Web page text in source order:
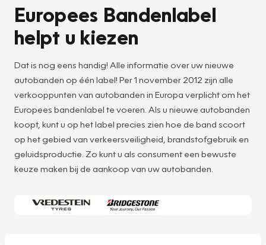
Europees Bandenlabel
helpt u kiezen
Dat is nog eens handig! Alle informatie over uw nieuwe
autobanden op één label! Per 1 november 2012 zijn alle
verkooppunten van autobanden in Europa verplicht om het
Europees bandenlabel te voeren. Als u nieuwe autobanden
koopt, kunt u op het label precies zien hoe de band scoort
op het gebied van verkeersveiligheid, brandstofgebruik en
geluidsproductie. Zo kunt u als consument een bewuste
keuze maken bij de aankoop van uw autobanden.